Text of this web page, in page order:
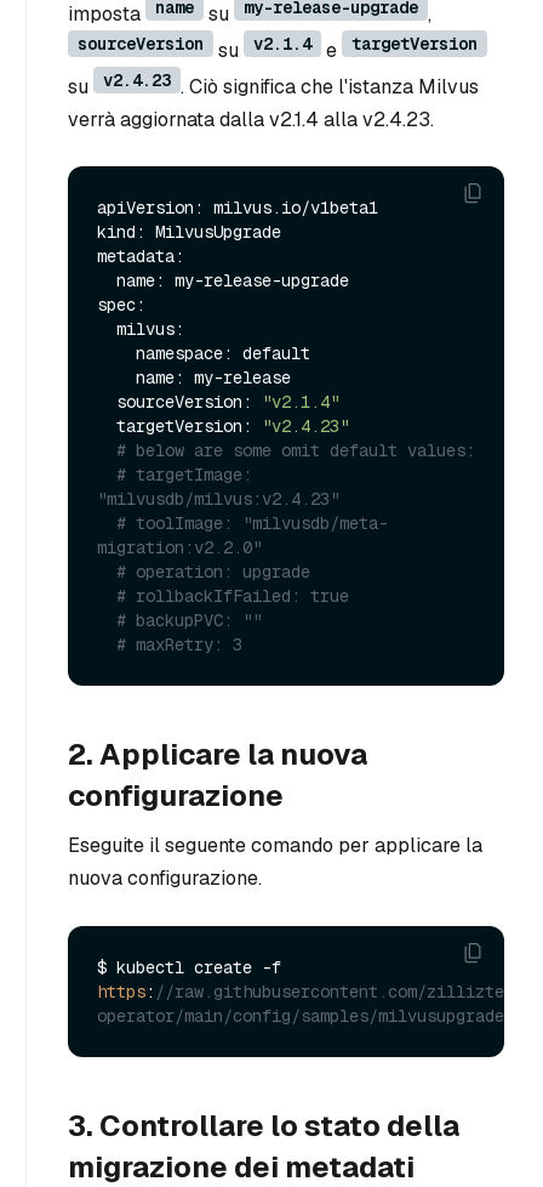
imposta name su my-release-upgrade ,
sourceVersion su v2.1.4 e targetVersion
su v2.4.23 . Ciò significa che l'istanza Milvus
verrà aggiornata dalla v2.1.4 alla v2.4.23.
apiVersion: milvus.io/v1beta1
kind: MilvusUpgrade
metadata:
spec:
  sourceVersion:
"v2.1.4"
  targetVersion:
"v2.4.23"
# below are some omit default values:
# targetImage:
"milvusdb/milvus:v2.4.23"
# toolImage: "milvusdb/meta-
migration:v2.2.0"
# operation: upgrade
# rollbackIfFailed: true
# backupPVC: ""
# maxRetry: 3
2. Applicare la nuova
configurazione
Eseguite il seguente comando per applicare la
nuova configurazione.
https: //raw.githubusercontent.com/zilliztech/
operator/main/config/samples/
3. Controllare lo stato della
migrazione dei metadati